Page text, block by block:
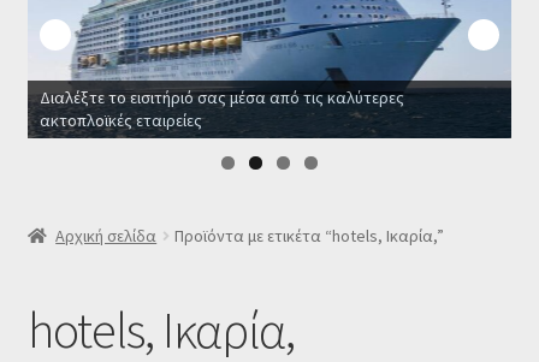
Manage Subscriptions
Manage Subscriptions
SLIDER
Διαλέξτε το εισιτήριό σας μέσα από τις καλύτερες
ακτοπλοϊκές εταιρείες
Αρχική σελίδα Προϊόντα με ετικέτα “hotels, Ικαρία,”
hotels, Ικαρία,